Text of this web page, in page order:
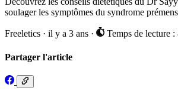
soulager les symptômes du syndrome
Freeletics · il y a 3 ans · Temps de lecture :
Partager l'article